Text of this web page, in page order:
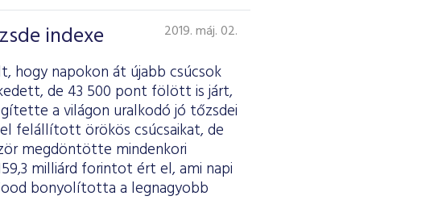
indexe 2019. máj. 02.
hogy napokon át újabb csúcsok
de 43 500 pont fölött is járt,
a világon uralkodó jó tőzsdei
felállított örökös csúcsaikat, de
megdöntötte mindenkori
milliárd forintot ért el, ami napi
bonyolította a legnagyobb